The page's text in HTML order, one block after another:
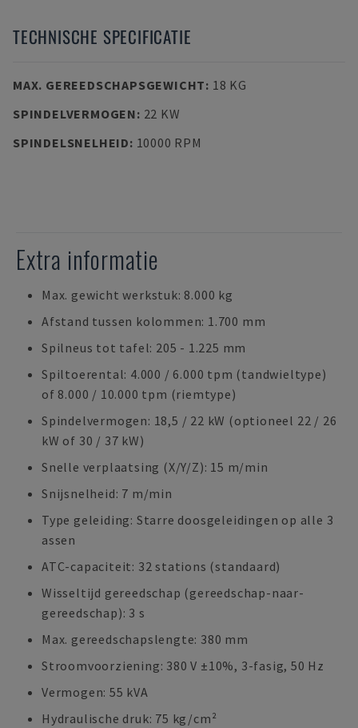
TECHNISCHE SPECIFICATIE
MAX. GEREEDSCHAPSGEWICHT: 18 KG
SPINDELVERMOGEN: 22 KW
SPINDELSNELHEID: 10000 RPM
Extra informatie
Max. gewicht werkstuk: 8.000 kg
Afstand tussen kolommen: 1.700 mm
Spilneus tot tafel: 205 - 1.225 mm
Spiltoerental: 4.000 / 6.000 tpm (tandwieltype)
of 8.000 / 10.000 tpm (riemtype)
Spindelvermogen: 18,5 / 22 kW (optioneel 22 / 26
kW of 30 / 37 kW)
Snelle verplaatsing (X/Y/Z): 15 m/min
Snijsnelheid: 7 m/min
Type geleiding: Starre doosgeleidingen op alle 3
assen
ATC-capaciteit: 32 stations (standaard)
Wisseltijd gereedschap (gereedschap-naar-
gereedschap): 3 s
Max. gereedschapslengte: 380 mm
Stroomvoorziening: 380 V ±10%, 3-fasig, 50 Hz
Vermogen: 55 kVA
Hydraulische druk: 75 kg/cm²